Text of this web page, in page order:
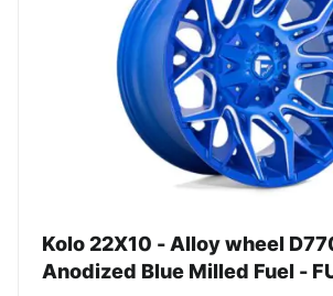
Kolo 22X10 - Alloy wheel